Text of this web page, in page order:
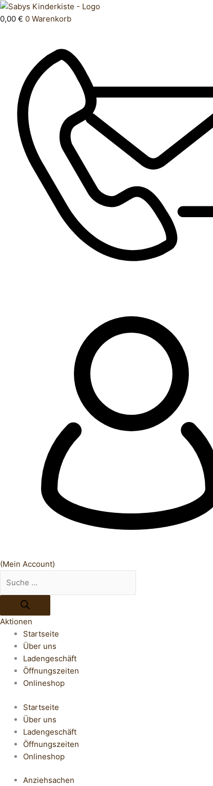
Zum
Inhalt
0,00 € 0 Warenkorb
(Mein Account)
Products
search
Aktionen
Startseite
Über uns
Ladengeschäft
Öffnungszeiten
Onlineshop
Startseite
Über uns
Ladengeschäft
Öffnungszeiten
Onlineshop
Anziehsachen
Schleich
Eldrador